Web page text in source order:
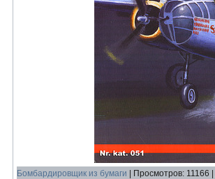
Бомбардировщик из бумаги Просмотров: 11166